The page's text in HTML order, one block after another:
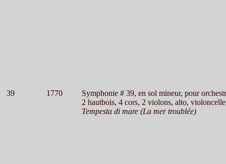
39 1770
Symphonie # 39, en sol mineur, pour
2 hautbois, 4 cors, 2 violons, alto,
Tempesta di mare (La mer troublée)